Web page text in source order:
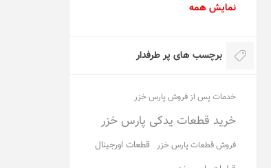
نمایش همه
برچسب های پر طرفدار
خدمات پس از فروش پارس خزر
خرید قطعات یدکی پارس خزر
فروش قطعات پارس خزر
قطعات اورجینال